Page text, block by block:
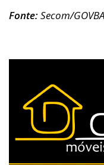
Fonte:Secom/GOVBA